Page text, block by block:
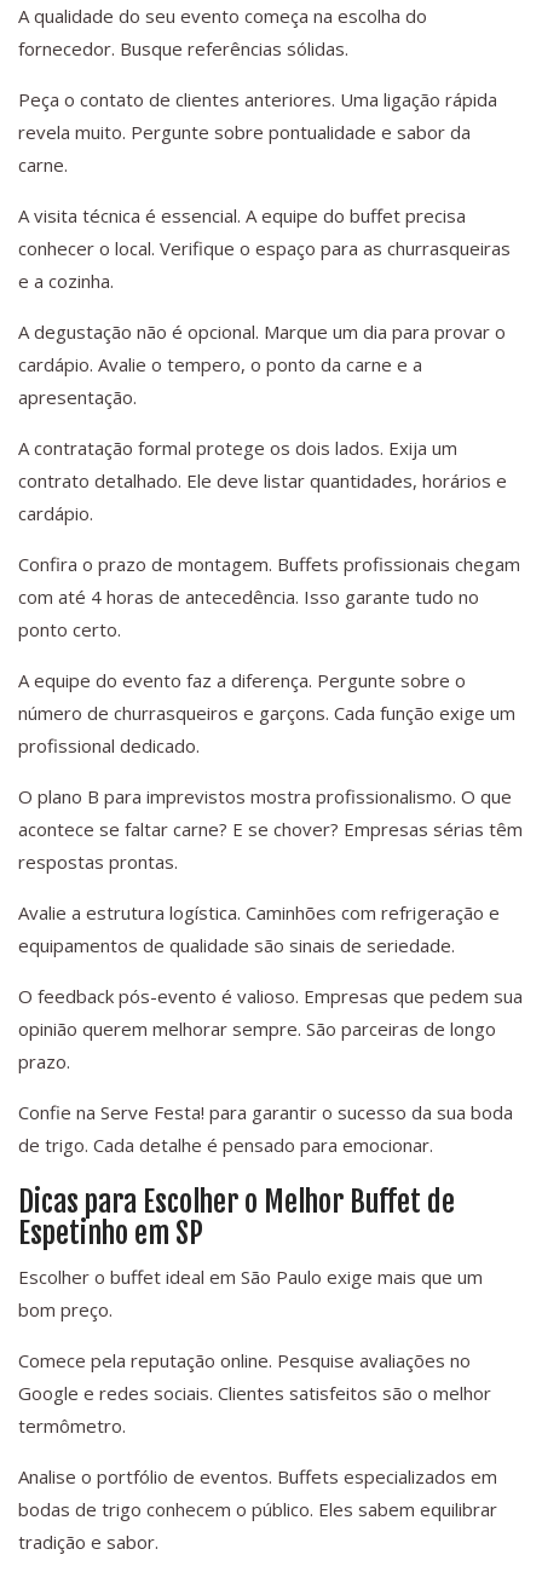
A qualidade do seu evento começa na escolha do
fornecedor. Busque referências sólidas.
Peça o contato de clientes anteriores. Uma ligação rápida
revela muito. Pergunte sobre pontualidade e sabor da
carne.
A visita técnica é essencial. A equipe do buffet precisa
conhecer o local. Verifique o espaço para as churrasqueiras
e a cozinha.
A degustação não é opcional. Marque um dia para provar o
cardápio. Avalie o tempero, o ponto da carne e a
apresentação.
A contratação formal protege os dois lados. Exija um
contrato detalhado. Ele deve listar quantidades, horários e
cardápio.
Confira o prazo de montagem. Buffets profissionais chegam
com até 4 horas de antecedência. Isso garante tudo no
ponto certo.
A equipe do evento faz a diferença. Pergunte sobre o
número de churrasqueiros e garçons. Cada função exige um
profissional dedicado.
O plano B para imprevistos mostra profissionalismo. O que
acontece se faltar carne? E se chover? Empresas sérias têm
respostas prontas.
Avalie a estrutura logística. Caminhões com refrigeração e
equipamentos de qualidade são sinais de seriedade.
O feedback pós-evento é valioso. Empresas que pedem sua
opinião querem melhorar sempre. São parceiras de longo
prazo.
Confie na Serve Festa! para garantir o sucesso da sua boda
de trigo. Cada detalhe é pensado para emocionar.
Dicas para Escolher o Melhor Buffet de
Espetinho em SP
Escolher o buffet ideal em São Paulo exige mais que um
bom preço.
Comece pela reputação online. Pesquise avaliações no
Google e redes sociais. Clientes satisfeitos são o melhor
termômetro.
Analise o portfólio de eventos. Buffets especializados em
bodas de trigo conhecem o público. Eles sabem equilibrar
tradição e sabor.